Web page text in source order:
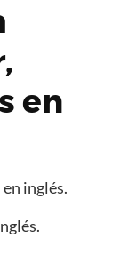
en
inglés.